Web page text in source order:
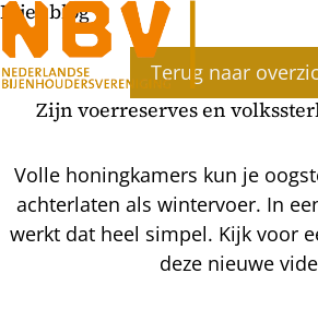
Bijenblog
Terug naar
Zijn voerreserves en
Volle honingkamers kun je
achterlaten als wintervoer. In
werkt dat heel simpel. Kijk voor
deze nieuwe